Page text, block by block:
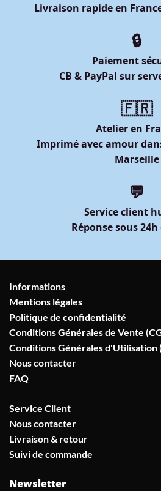
Livraison rapide en
🔒
Paiement
CB & PayPal sur
🇫🇷
Atelier en
Imprimé avec amour
Marseille
💬
Service client
Réponse sous
Informations
Mentions légales
Politique de confidentialité
Conditions Générales de Vente
Conditions Générales d'Utilisation
Nous contacter
FAQ
Service Client
Nous contacter
Livraison & retour
Suivi de commande
Newsletter